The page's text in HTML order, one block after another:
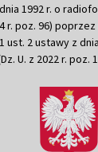
1992 r. o
r. poz. 96)
2 ustawy z
U. z 2022 r. poz.